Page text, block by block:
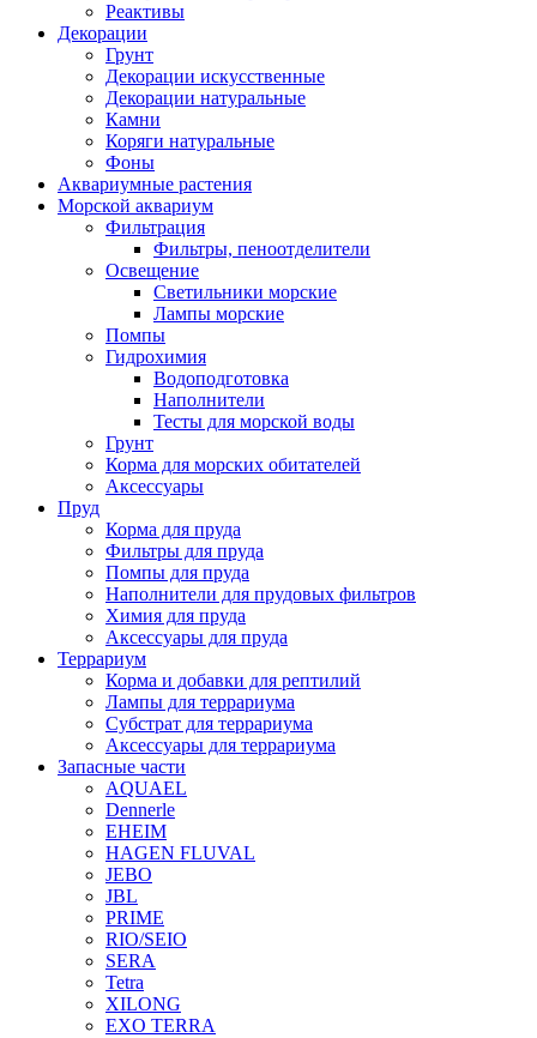
Реактивы
Декорации
Грунт
Декорации искусственные
Декорации натуральные
Камни
Коряги натуральные
Фоны
Аквариумные растения
Морской аквариум
Фильтрация
Фильтры, пеноотделители
Освещение
Светильники морские
Лампы морские
Помпы
Гидрохимия
Водоподготовка
Наполнители
Тесты для морской воды
Грунт
Корма для морских обитателей
Аксессуары
Пруд
Корма для пруда
Фильтры для пруда
Помпы для пруда
Наполнители для прудовых фильтров
Химия для пруда
Аксессуары для пруда
Террариум
Корма и добавки для рептилий
Лампы для террариума
Субстрат для террариума
Аксессуары для террариума
Запасные части
AQUAEL
Dennerle
EHEIM
HAGEN FLUVAL
JEBO
JBL
PRIME
RIO/SEIO
SERA
Tetra
XILONG
EXO TERRA